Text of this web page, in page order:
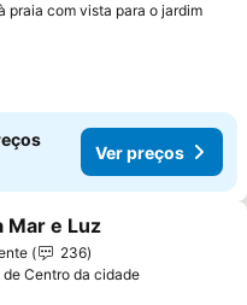
praia com vista para o jardimVer
Ver preços
aos favoritos
Mar e Luz
236
de Centro da cidade